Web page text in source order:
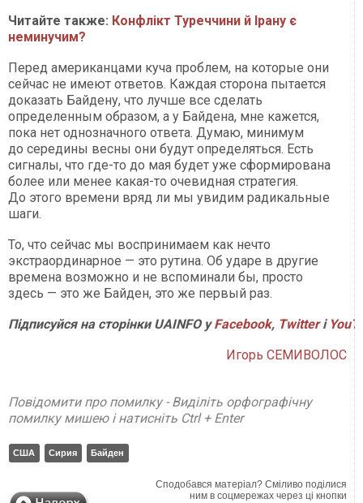
Читайте также: Конфлікт Туреччини й Ірану є
неминучим?
Перед американцами куча проблем, на которые они
сейчас не имеют ответов. Каждая сторона пытается
доказать Байдену, что лучше все сделать
определенным образом, а у Байдена, мне кажется,
пока нет однозначного ответа. Думаю, минимум
до середины весны они будут определяться. Есть
сигналы, что где-то до мая будет уже сформирована
более или менее какая-то очевидная стратегия.
До этого времени вряд ли мы увидим радикальные
шаги.
То, что сейчас мы воспринимаем как нечто
экстраординарное — это рутина. Об ударе в другие
времена возможно и не вспоминали бы, просто
здесь — это же Байден, это же первый раз.
Підписуйся на сторінки UAINFO уFacebook, Twitterі
Игорь СЕМИВОЛОС
Повідомити про помилку - Виділіть орфографічну
помилку мишею і натисніть Ctrl + Enter
США Сирия Байден
Сподобався матеріал? Сміливо поділися
ним в соцмережах через ці кнопки